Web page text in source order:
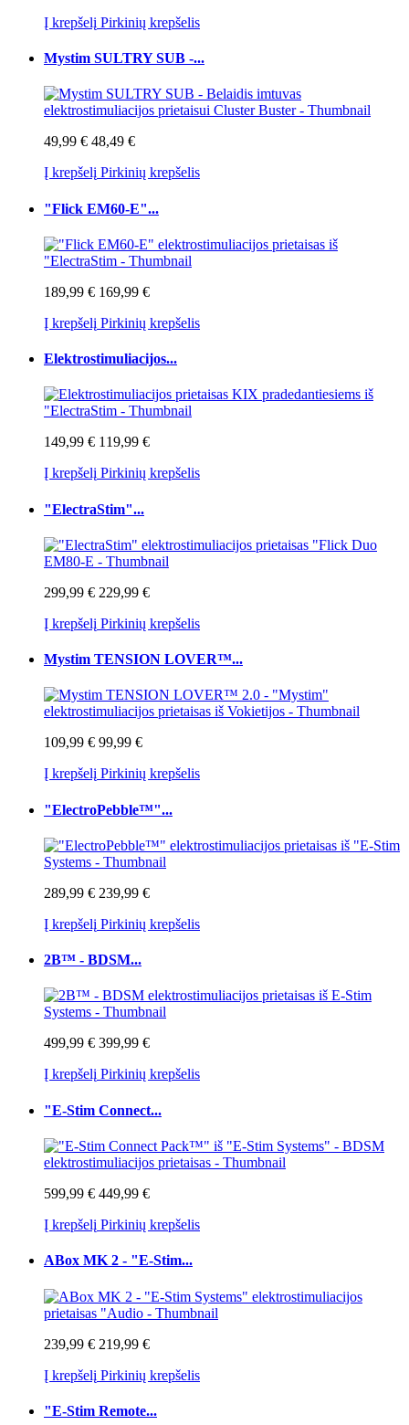
Į krepšelį Pirkinių krepšelis
Mystim SULTRY SUB -...
49,99 € 48,49 €
Į krepšelį Pirkinių krepšelis
"Flick EM60-E"...
189,99 € 169,99 €
Į krepšelį Pirkinių krepšelis
Elektrostimuliacijos...
149,99 € 119,99 €
Į krepšelį Pirkinių krepšelis
"ElectraStim"...
299,99 € 229,99 €
Į krepšelį Pirkinių krepšelis
Mystim TENSION LOVER™...
109,99 € 99,99 €
Į krepšelį Pirkinių krepšelis
"ElectroPebble™"...
289,99 € 239,99 €
Į krepšelį Pirkinių krepšelis
2B™ - BDSM...
499,99 € 399,99 €
Į krepšelį Pirkinių krepšelis
"E-Stim Connect...
599,99 € 449,99 €
Į krepšelį Pirkinių krepšelis
ABox MK 2 - "E-Stim...
239,99 € 219,99 €
Į krepšelį Pirkinių krepšelis
"E-Stim Remote...